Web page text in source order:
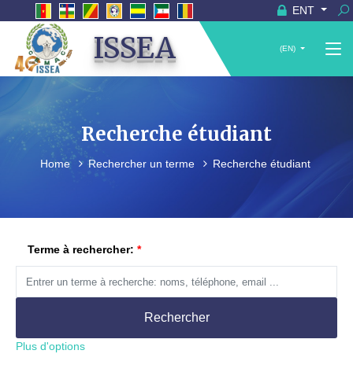
ENT
ISSEA (EN)
Recherche étudiant
Home Rechercher un terme Recherche étudiant
Terme à rechercher:
Rechercher
Plus d'options